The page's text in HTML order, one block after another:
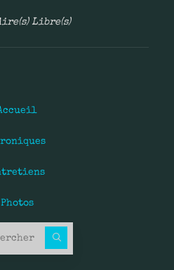
Libre(s)
Photos